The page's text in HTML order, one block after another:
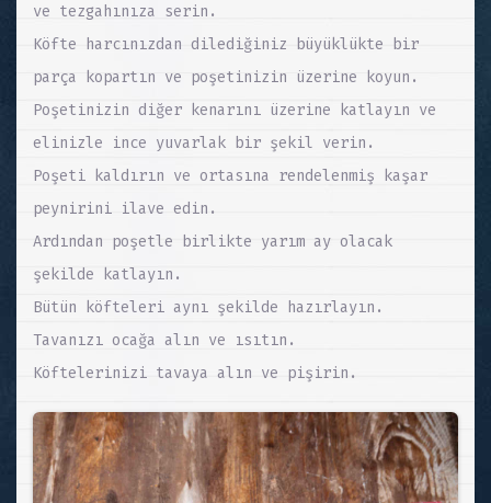
ve tezgahınıza serin.
Köfte harcınızdan dilediğiniz büyüklükte bir
parça kopartın ve poşetinizin üzerine koyun.
Poşetinizin diğer kenarını üzerine katlayın ve
elinizle ince yuvarlak bir şekil verin.
Poşeti kaldırın ve ortasına rendelenmiş kaşar
peynirini ilave edin.
Ardından poşetle birlikte yarım ay olacak
şekilde katlayın.
Bütün köfteleri aynı şekilde hazırlayın.
Tavanızı ocağa alın ve ısıtın.
Köftelerinizi tavaya alın ve pişirin.